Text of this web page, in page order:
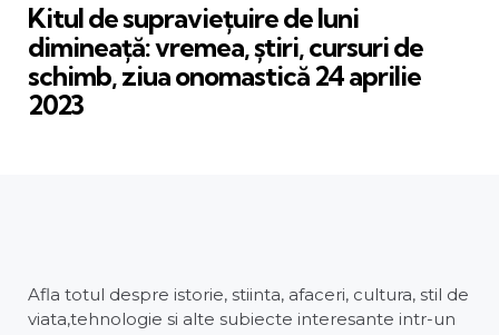
Kitul de supraviețuire de luni
dimineață: vremea, știri, cursuri de
schimb, ziua onomastică 24 aprilie
2023
Afla totul despre istorie, stiinta, afaceri, cultura, stil de
viata,tehnologie si alte subiecte interesante intr-un